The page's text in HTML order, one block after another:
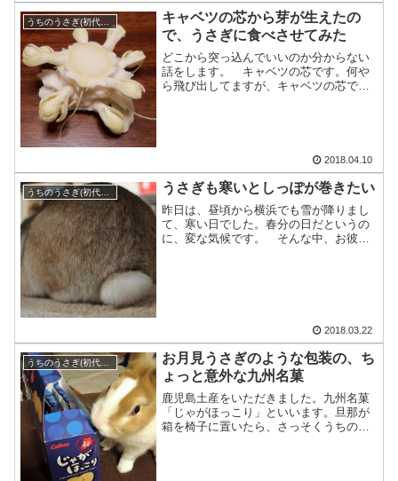
うちのうさぎ(初代とち)
キャベツの芯から芽が生えたの
で、うさぎに食べさせてみた
どこから突っ込んでいいのか分からない
話をします。 キャベツの芯です。何や
ら飛び出してますが、キャベツの芯で
2018.04.10
うちのうさぎ(初代とち) うさぎも寒いとしっぽが巻きたい
昨日は、昼頃から横浜でも雪が降りまし
て、寒い日でした。春分の日だというの
に、変な気候です。 そんな中、お彼岸
2018.03.22
うちのうさぎ(初代とち)
お月見うさぎのような包装の、ち
ょっと意外な九州名菓
鹿児島土産をいただきました。九州名菓
「じゃがほっこり」といいます。旦那が
箱を椅子に置いたら、さっそくうちのや